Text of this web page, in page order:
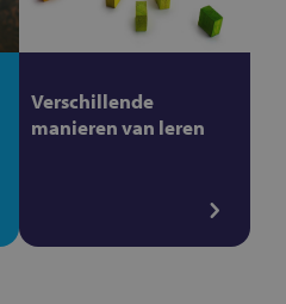
Verschillende
manieren van leren